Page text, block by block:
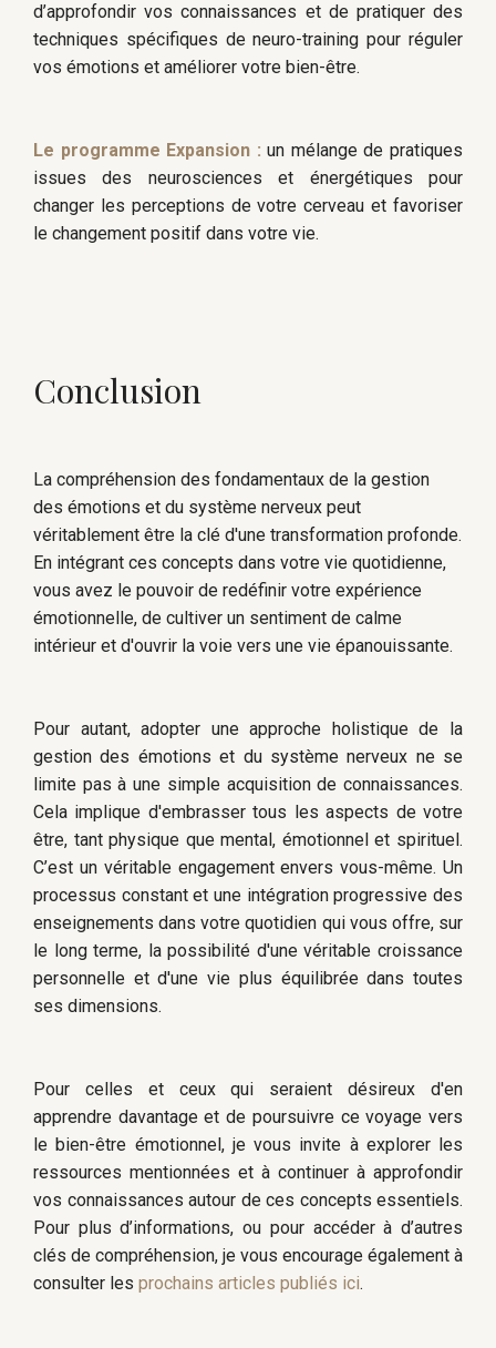
d’approfondir vos connaissances et de pratiquer des
techniques spécifiques de neuro-training pour réguler
vos émotions et améliorer votre bien-être.
Le programme Expansion : un mélange de pratiques
issues des neurosciences et énergétiques pour
changer les perceptions de votre cerveau et favoriser
le changement positif dans votre vie.
Conclusion
La compréhension des fondamentaux de la gestion
des émotions et du système nerveux peut
véritablement être la clé d'une transformation profonde.
En intégrant ces concepts dans votre vie quotidienne,
vous avez le pouvoir de redéfinir votre expérience
émotionnelle, de cultiver un sentiment de calme
intérieur et d'ouvrir la voie vers une vie épanouissante.
Pour autant, adopter une approche holistique de la
gestion des émotions et du système nerveux ne se
limite pas à une simple acquisition de connaissances.
Cela implique d'embrasser tous les aspects de votre
être, tant physique que mental, émotionnel et spirituel.
C’est un véritable engagement envers vous-même. Un
processus constant et une intégration progressive des
enseignements dans votre quotidien qui vous offre, sur
le long terme, la possibilité d'une véritable croissance
personnelle et d'une vie plus équilibrée dans toutes
ses dimensions.
Pour celles et ceux qui seraient désireux d'en
apprendre davantage et de poursuivre ce voyage vers
le bien-être émotionnel, je vous invite à explorer les
ressources mentionnées et à continuer à approfondir
vos connaissances autour de ces concepts essentiels.
Pour plus d’informations, ou pour accéder à d’autres
clés de compréhension, je vous encourage également à
consulter les prochains articles publiés ici.